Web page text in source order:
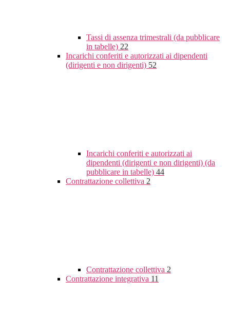
Tassi di assenza trimestrali (da pubblicare
in tabelle) 22
Incarichi conferiti e autorizzati ai dipendenti
(dirigenti e non dirigenti) 52
Incarichi conferiti e autorizzati ai
dipendenti (dirigenti e non dirigenti) (da
pubblicare in tabelle) 44
Contrattazione collettiva 2
Contrattazione collettiva 2
Contrattazione integrativa 11